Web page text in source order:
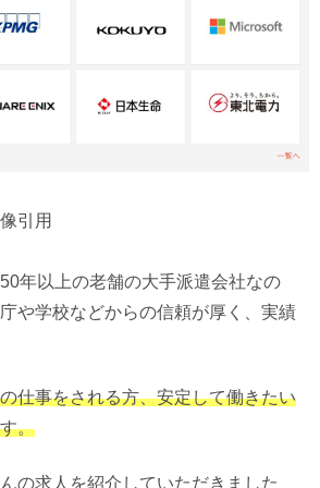
引用
年以上の老舗の大手派遣会社なの
や学校などからの信頼が厚く、実績
仕事をされる方、安定して働きたい
。
の求人を紹介していただきました